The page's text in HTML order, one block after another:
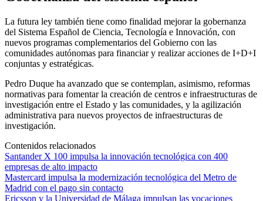
La futura ley también tiene como finalidad mejorar la gobernanza
del Sistema Español de Ciencia, Tecnología e Innovación, con
nuevos programas complementarios del Gobierno con las
comunidades autónomas para financiar y realizar acciones de I+D+I
conjuntas y estratégicas.
Pedro Duque ha avanzado que se contemplan, asimismo, reformas
normativas para fomentar la creación de centros e infraestructuras de
investigación entre el Estado y las comunidades, y la agilización
administrativa para nuevos proyectos de infraestructuras de
investigación.
Contenidos relacionados
Santander X 100 impulsa la innovación tecnológica con 400
empresas de alto impacto
Mastercard impulsa la modernización tecnológica del Metro de
Madrid con el pago sin contacto
Ericsson y la Universidad de Málaga impulsan las vocaciones